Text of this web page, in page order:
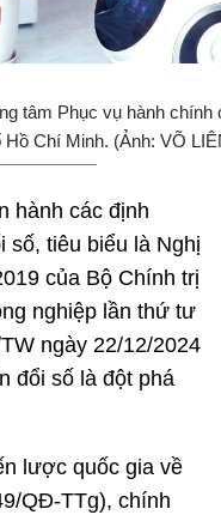
tâm Phục vụ hành chính
Chí Minh. (Ảnh: VÕ
hành các định
số, tiêu biểu là Nghị
của Bộ Chính trị
nghiệp lần thứ tư
ngày 22/12/2024
đổi số là đột phá
lược quốc gia về
QĐ-TTg), chính